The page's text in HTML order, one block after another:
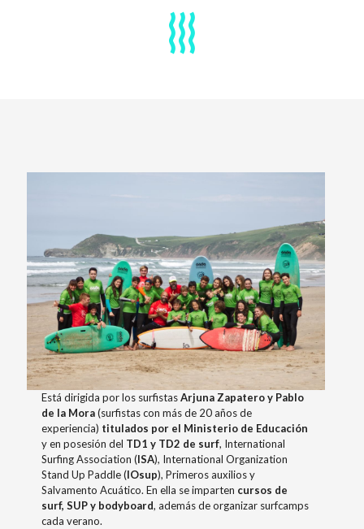
Está dirigida por los surfistasArjuna Zapatero y Pablo
de la Mora(surfistas con más de 20 años de
experiencia) titulados por el Ministerio de Educación
y en posesión del TD1 y TD2 de surf, International
Surfing Association (ISA), International Organization
Stand Up Paddle (IOsup), Primeros auxilios y
Salvamento Acuático. En ella se imparten cursos de
surf, SUP y bodyboard, además de organizar surfcamps
cada verano.